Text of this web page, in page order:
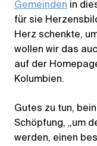
Gemeinden in
für sie
Herz schenkte,
wollen wir das
auf der
Kolumbien.
Gutes zu tun,
Schöpfung, „um
werden, einen